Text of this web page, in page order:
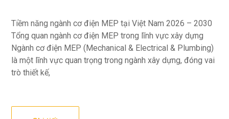
Tiềm năng ngành cơ điện MEP tại Việt Nam 2026 – 2030
Tổng quan ngành cơ điện MEP trong lĩnh vực xây dựng
Ngành cơ điện MEP (Mechanical & Electrical & Plumbing)
là một lĩnh vực quan trọng trong ngành xây dựng, đóng vai
trò thiết kế,